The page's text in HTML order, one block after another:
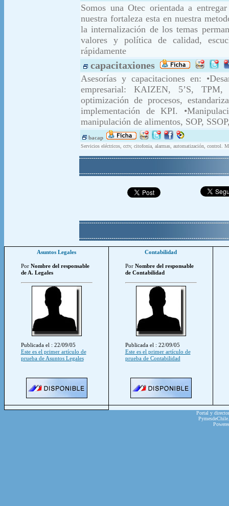
Somos una Otec orientada a
nuestra fortaleza esta en nuestra
la internalización de los temas
valores y política de calidad,
rápidamente
capacitaxiones
Asesorías y capacitaciones en:
empresarial: KAIZEN, 5’S, TPM,
optimización de procesos,
implementación de KPI.
manipulación de alimentos, SOP,
bacap
Servicios eléctricos, cctv, citofonia, alarmas, automatización, control.
Asuntos Legales
Por Nombre del responsable
de A. Legales
Publicada el : 22/09/05
Este es el primer artículo de
prueba de Asuntos Legales
Contabilidad
Por Nombre del responsable
de Contabilidad
Publicada el : 22/09/05
Este es el primer artículo de
prueba de Contabilidad
Portal y